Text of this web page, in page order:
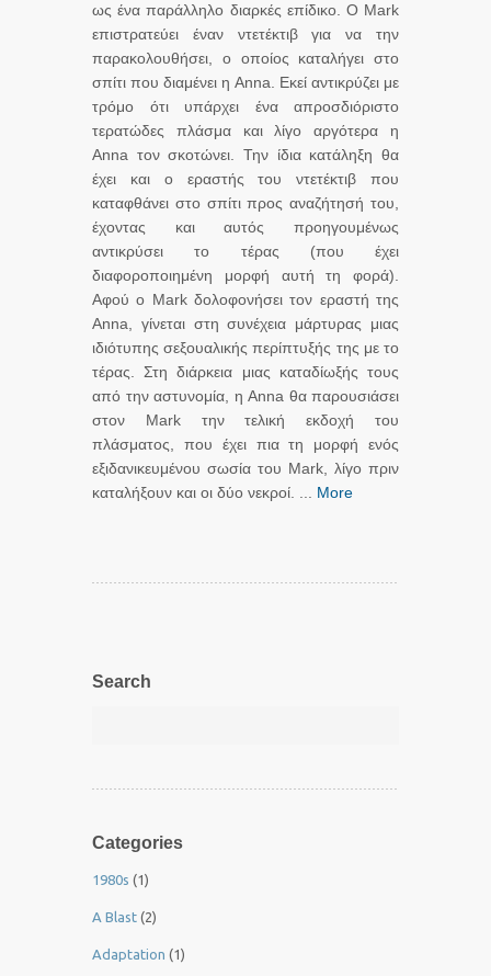
ως ένα παράλληλο διαρκές επίδικο. Ο Mark
επιστρατεύει έναν ντετέκτιβ για να την
παρακολουθήσει, ο οποίος καταλήγει στο
σπίτι που διαμένει η Anna. Εκεί αντικρύζει με
τρόμο ότι υπάρχει ένα απροσδιόριστο
τερατώδες πλάσμα και λίγο αργότερα η
Anna τον σκοτώνει. Την ίδια κατάληξη θα
έχει και ο εραστής του ντετέκτιβ που
καταφθάνει στο σπίτι προς αναζήτησή του,
έχοντας και αυτός προηγουμένως
αντικρύσει το τέρας (που έχει
διαφοροποιημένη μορφή αυτή τη φορά).
Αφού ο Mark δολοφονήσει τον εραστή της
Anna, γίνεται στη συνέχεια μάρτυρας μιας
ιδιότυπης σεξουαλικής περίπτυξής της με το
τέρας. Στη διάρκεια μιας καταδίωξής τους
από την αστυνομία, η Anna θα παρουσιάσει
στον Mark την τελική εκδοχή του
πλάσματος, που έχει πια τη μορφή ενός
εξιδανικευμένου σωσία του Mark, λίγο πριν
καταλήξουν και οι δύο νεκροί. ... More
Search
Categories
1980s (1)
A Blast (2)
Adaptation (1)